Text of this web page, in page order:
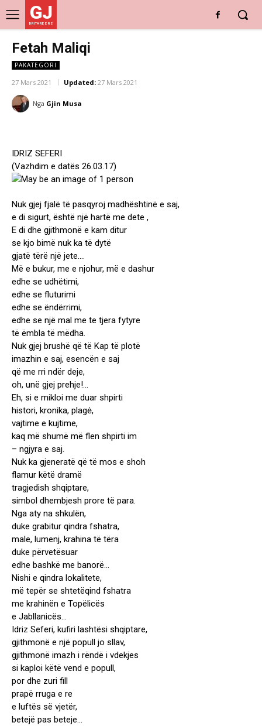
GJ
DRITARE E RE
Fetah Maliqi
PAKATEGORI
27 Mars 2021 Updated: 27 Mars 2021
Nga Gjin Musa
IDRIZ SEFERI
(Vazhdim e datës 26.03.17)
Nuk gjej fjalë të pasqyroj madhështinë e saj,
e di sigurt, është një hartë me dete ,
E di dhe gjithmonë e kam ditur
se kjo bimë nuk ka të dytë
gjatë tërë një jete….
Më e bukur, me e njohur, më e dashur
edhe se udhëtimi,
edhe se fluturimi
edhe se ëndërrimi,
edhe se një mal me te tjera fytyre
të ëmbla të mëdha.
Nuk gjej brushë që të Kap të plotë
imazhin e saj, esencën e saj
që me rri ndër deje,
oh, unë gjej prehje!…
Eh, si e mikloi me duar shpirti
histori, kronika, plagė,
vajtime e kujtime,
kaq më shumë më flen shpirti im
– ngjyra e saj.
Nuk ka gjeneratë që të mos e shoh
flamur këtë dramë
tragjedish shqiptare,
simbol dhembjesh prore të para.
Nga aty na shkulën,
duke grabitur qindra fshatra,
male, lumenj, krahina të tëra
duke përvetësuar
edhe bashkë me banorë…
Nishi e qindra lokalitete,
më tepër se shtetëqind fshatra
me krahinën e Topëlicës
e Jabllanicës…
Idriz Seferi, kufiri lashtësi shqiptare,
gjithmonë e një popull jo sllav,
gjithmonë imazh i rëndë i vdekjes
si kaploi këtë vend e popull,
por dhe zuri fill
prapë rruga e re
e luftës së vjetër,
betejë pas beteje…